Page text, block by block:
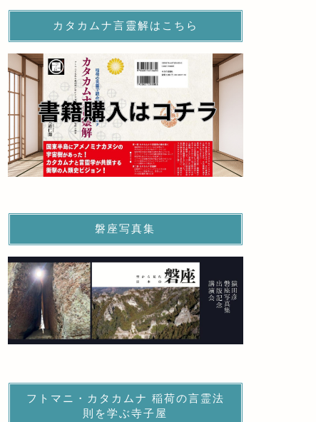
カタカムナ言靈解はこちら
磐座写真集
フトマニ・カタカムナ 稲荷の言霊法
則を学ぶ寺子屋